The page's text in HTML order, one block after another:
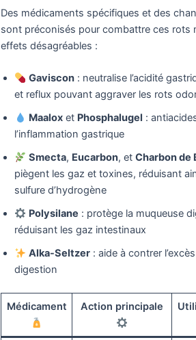
Des médicaments spécifiques et des
sont préconisés pour combattre ces rots
effets désagréables :
Gaviscon: neutralise l’acidité
et reflux pouvant aggraver les rots
Maaloxet Phosphalugel :
l’inflammation gastrique
Smecta, Eucarbon, et Charbon de
piègent les gaz et toxines, réduisant
sulfure d’hydrogène
Polysilane : protège la muqueuse
réduisant les gaz intestinaux
Alka-Seltzer: aide à contrer
digestion
Médicament Action principale